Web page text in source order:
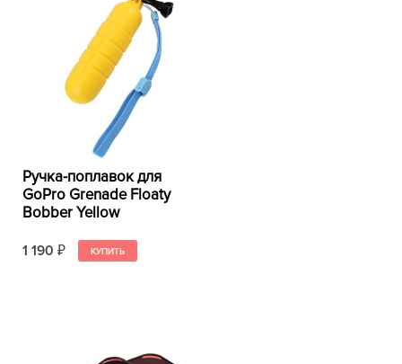
Ручка-поплавок для
GoPro Grenade Floaty
Bobber Yellow
1 190 ₽